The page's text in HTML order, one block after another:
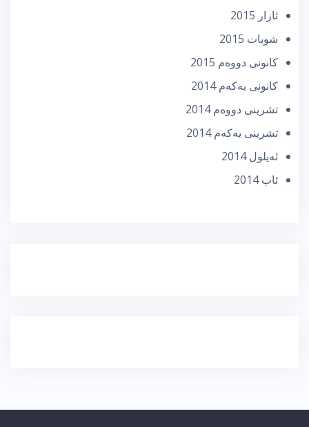
ئازار 2015
شوبات 2015
كانونی دووه‌م 2015
كانونی یه‌كه‌م 2014
تشرینی دووه‌م 2014
تشرینی یه‌كه‌م 2014
ئه‌یلول 2014
ئاب 2014